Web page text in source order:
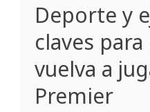
Deporte y
claves para
vuelva a
Premier